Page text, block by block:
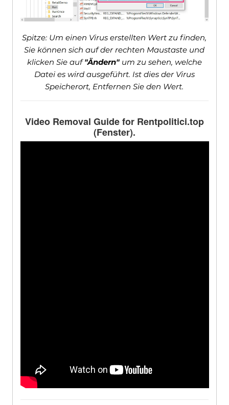
Spitze: Um einen Virus erstellten Wert zu finden,
Sie können sich auf der rechten Maustaste und
klicken Sie auf"Ändern"um zu sehen, welche
Datei es wird ausgeführt. Ist dies der Virus
Speicherort, Entfernen Sie den Wert.
Video Removal Guide for Rentpolitici.top
(Fenster).